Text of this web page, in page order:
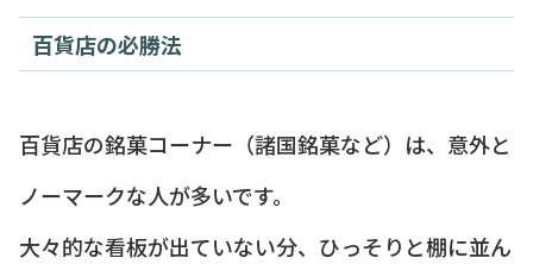
百貨店の必勝法
百貨店の銘菓コーナー（諸国銘菓など）は、意外と
ノーマークな人が多いです。
大々的な看板が出ていない分、ひっそりと棚に並ん